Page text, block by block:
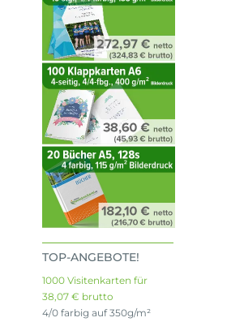
TOP-ANGEBOTE!
1000 Visitenkarten für
38,07 € brutto
4/0 farbig auf 350g/m²